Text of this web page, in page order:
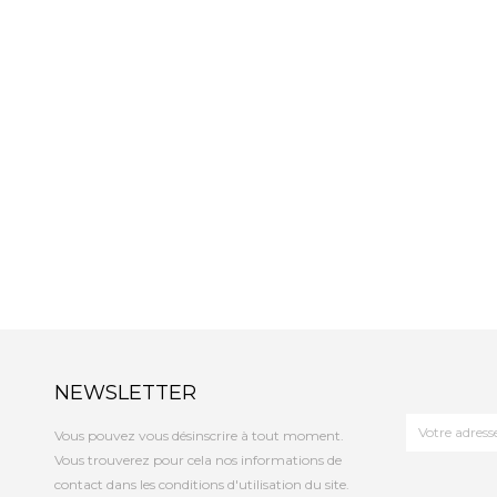
NEWSLETTER
Vous pouvez vous désinscrire à tout moment.
Vous trouverez pour cela nos informations de
contact dans les conditions d'utilisation du site.